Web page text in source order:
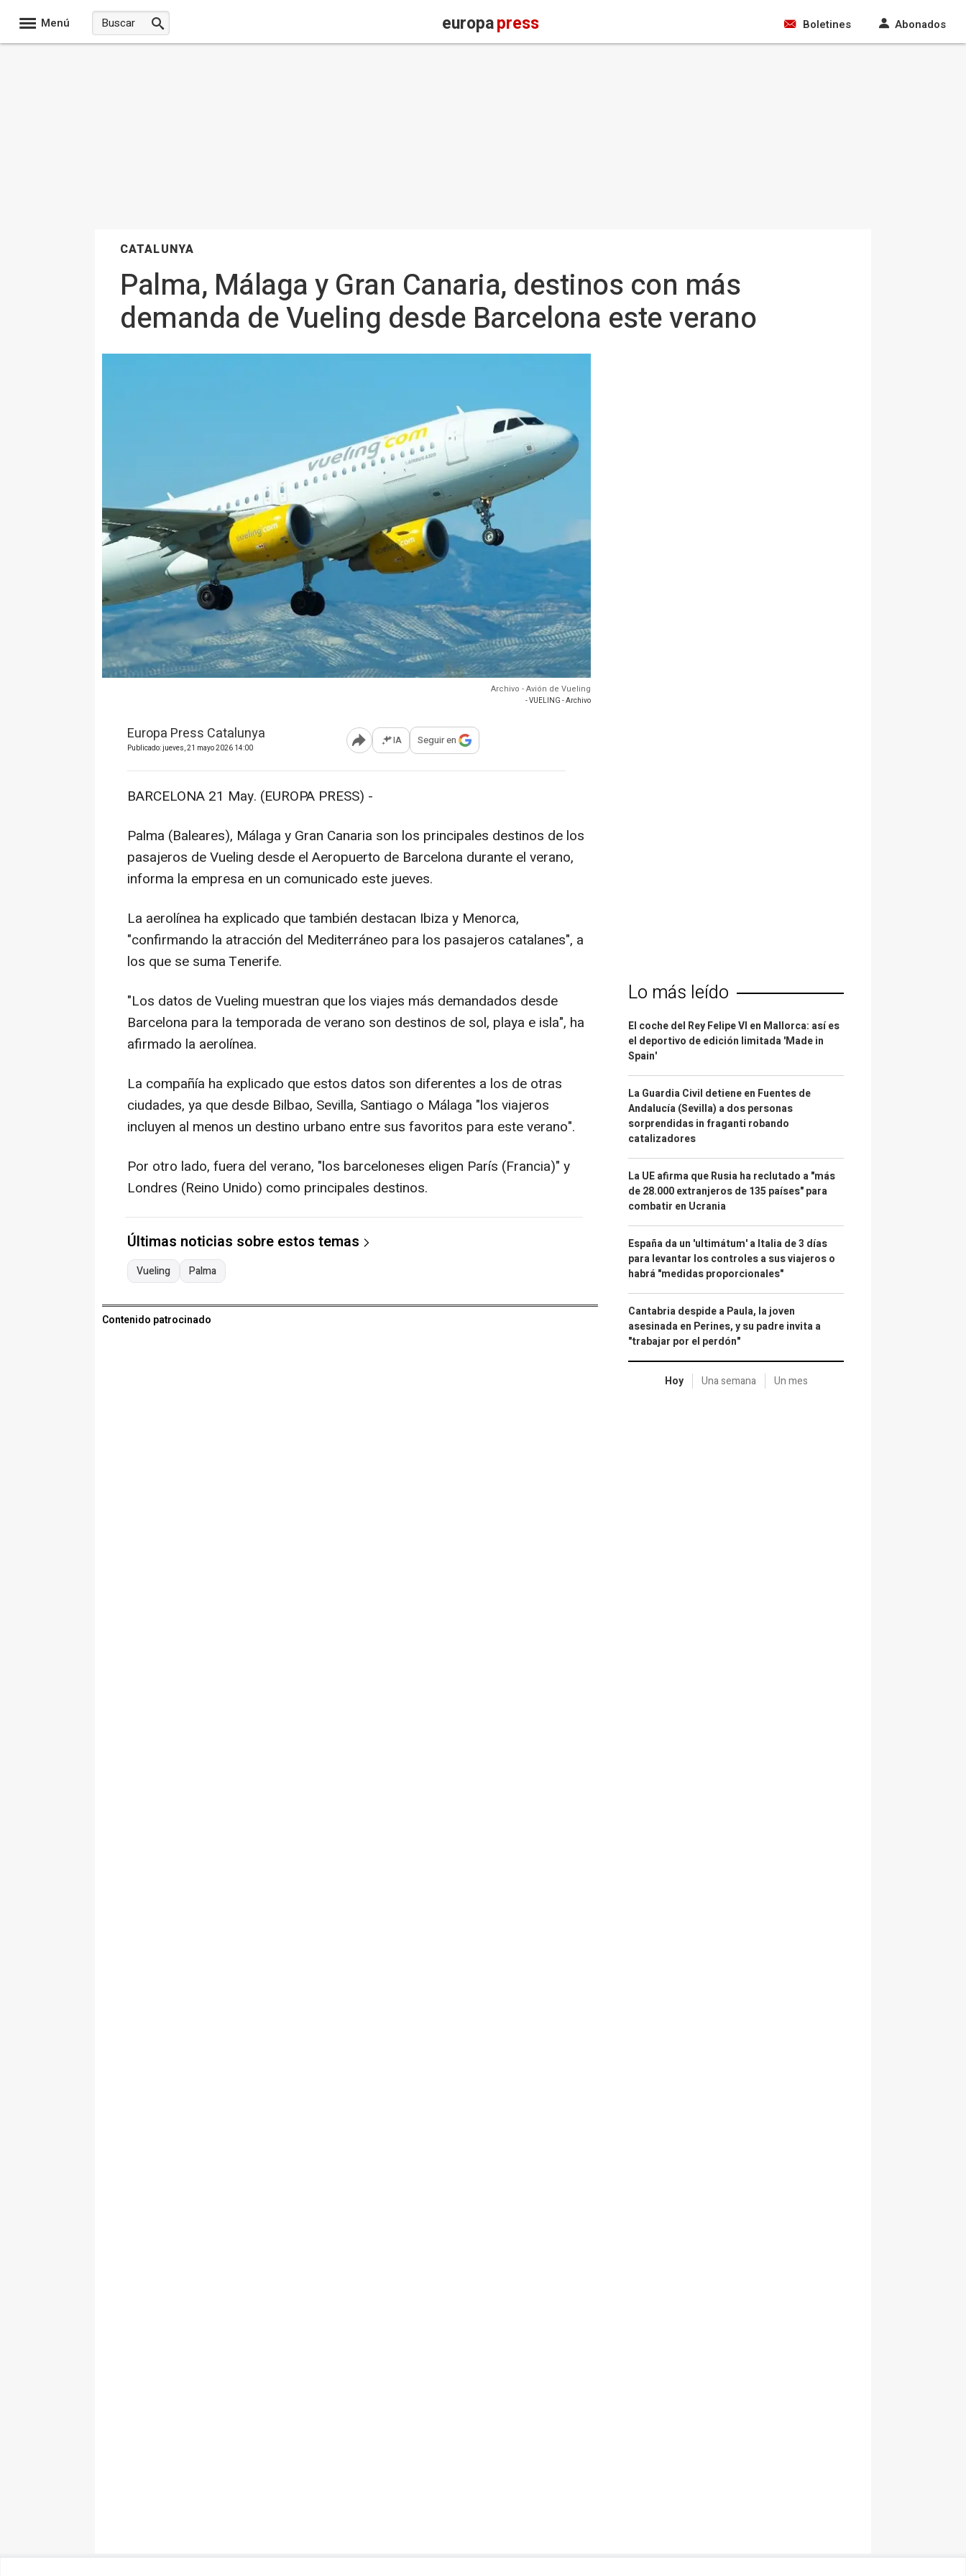
Menú europapress Boletines Abonados
CATALUNYA
Palma, Málaga y Gran Canaria, destinos con más
demanda de Vueling desde Barcelona este verano
Archivo - Avión de Vueling
- VUELING - Archivo
Europa Press Catalunya
Publicado: jueves, 21 mayo 2026 14:00 Abrir opciones para compartir
IA Seguir en
BARCELONA 21 May. (EUROPA PRESS) -
Palma (Baleares), Málaga y Gran Canaria son los principales destinos de los
pasajeros de Vueling desde el Aeropuerto de Barcelona durante el verano,
informa la empresa en un comunicado este jueves.
La aerolínea ha explicado que también destacan Ibiza y Menorca,
"confirmando la atracción del Mediterráneo para los pasajeros catalanes", a
los que se suma Tenerife.
"Los datos de Vueling muestran que los viajes más demandados desde
Barcelona para la temporada de verano son destinos de sol, playa e isla", ha
afirmado la aerolínea.
La compañía ha explicado que estos datos son diferentes a los de otras
ciudades, ya que desde Bilbao, Sevilla, Santiago o Málaga "los viajeros
incluyen al menos un destino urbano entre sus favoritos para este verano".
Por otro lado, fuera del verano, "los barceloneses eligen París (Francia)" y
Londres (Reino Unido) como principales destinos.
Últimas noticias sobre estos temas
Vueling Palma
Contenido patrocinado
Lo más leído
El coche del Rey Felipe VI en Mallorca: así es
el deportivo de edición limitada 'Made in
Spain'
La Guardia Civil detiene en Fuentes de
Andalucía (Sevilla) a dos personas
sorprendidas in fraganti robando
catalizadores
La UE afirma que Rusia ha reclutado a "más
de 28.000 extranjeros de 135 países" para
combatir en Ucrania
España da un 'ultimátum' a Italia de 3 días
para levantar los controles a sus viajeros o
habrá "medidas proporcionales"
Cantabria despide a Paula, la joven
asesinada en Perines, y su padre invita a
"trabajar por el perdón"
Hoy Una semana Un mes